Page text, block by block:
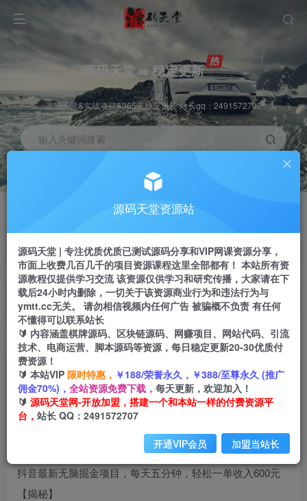
源码天堂 ∞ 稳定更新
源码天堂&实战项目&365天稳定更新 站长qq：2491572707
输入关键词搜索
推广赚钱 70%分佣
推广返佣高达70%
站长招募
推荐
24小时自动赚钱
首页 创业课程 会员免费 正文
抖音最新无脑掘金项目，每天五分钟，轻松一单收
入600元【揭秘】
小码
698 201
抖音最新无脑掘金项目，每天五分钟，轻松一单收入600元
【揭秘】
源码天堂资源站
源码天堂 | 专注优质优质已测试源码分享和VIP网课资源分享，
市面上收费几百几千的项目资源课程这里全部都有！ 本站所有资
源教程仅提供学习交流 该资源仅供学习和研究传播，大家请在下
载后24小时内删除，一切关于该资源商业行为和违法行为与
ymtt.cc无关。 请勿相信视频内任何广告 被骗概不负责 有任何
不懂得可以联系站长
🔰 内容涵盖棋牌源码、区块链源码、网赚项目、网站代码、引流
技术、电商运营、脚本源码等资源，每日稳定更新20-30优质付
费资源！
🔰 本站VIP 限时特惠， ￥188/荣誉永久，￥388/至尊永久 (推广
佣金70%)， 全站资源免费下载， 每天更新，欢迎加入！
🔰 源码天堂网-开放加盟，搭建一个和本站一样的付费资源平
台， 站长 QQ：2491572707
开通VIP会员 加盟当站长